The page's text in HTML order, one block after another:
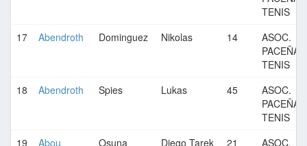
TENIS
17
Abendroth Dominguez Nikolas 14
ASOC.
PACEÑA
TENIS
18
Abendroth Spies Lukas 45
ASOC.
PACEÑA
TENIS
19
Abou Osuna Diego Tarek 21 ASOC.